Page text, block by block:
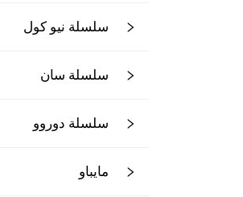
سلسلة نيو كول
سلسلة سان
سلسلة دوروو
مايباو